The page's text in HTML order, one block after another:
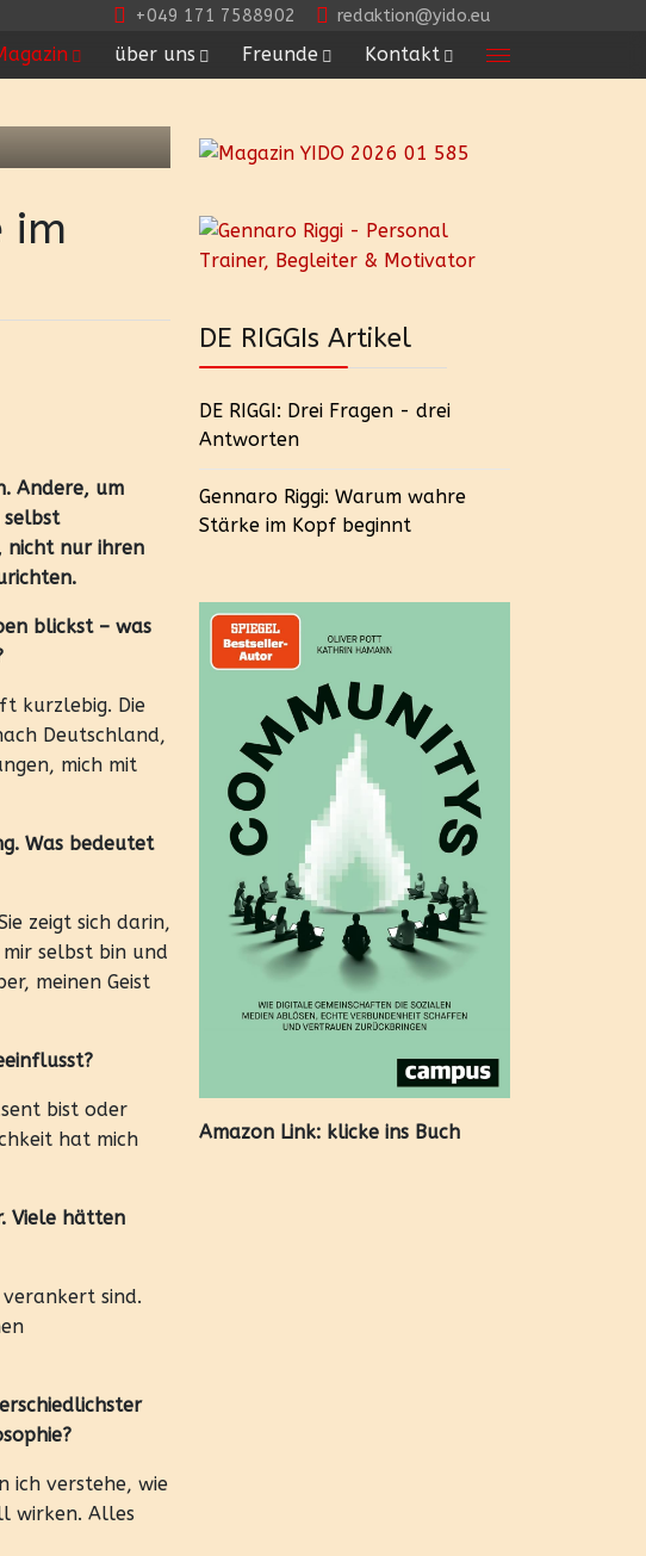
+049 171 7588902 redaktion@yido.eu
über uns Freunde Kontakt
im
Andere, um
selbst
nicht nur ihren
blickst – was
kurzlebig. Die
Deutschland,
mich mit
Was bedeutet
zeigt sich darin,
selbst bin und
meinen Geist
bist oder
hat mich
Viele hätten
sind.
ich verstehe, wie
wirken. Alles
DE RIGGIs Artikel
DE RIGGI: Drei Fragen - drei
Antworten
Gennaro Riggi: Warum wahre
Stärke im Kopf beginnt
Amazon Link: klicke ins Buch